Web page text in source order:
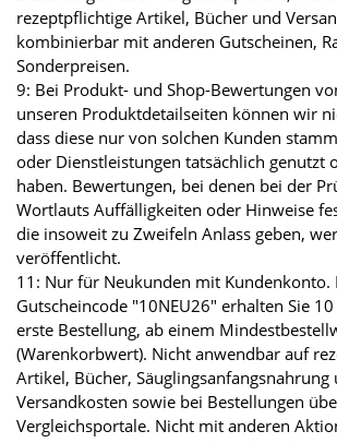
rezeptpflichtige Artikel, Bücher und
kombinierbar mit anderen Gutscheinen,
Sonderpreisen.
9: Bei Produkt- und Shop-Bewertungen
unseren Produktdetailseiten können wir
dass diese nur von solchen Kunden
oder Dienstleistungen tatsächlich genutzt
haben. Bewertungen, bei denen bei der
Wortlauts Auffälligkeiten oder Hinweise
die insoweit zu Zweifeln Anlass geben,
veröffentlicht.
11: Nur für Neukunden mit Kundenkonto.
Gutscheincode "10NEU26" erhalten Sie
erste Bestellung, ab einem
(Warenkorbwert). Nicht anwendbar auf
Artikel, Bücher, Säuglingsanfangsnahrung
Versandkosten sowie bei Bestellungen
Vergleichsportale. Nicht mit anderen